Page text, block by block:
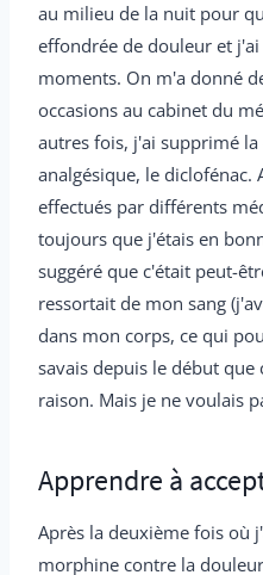
au milieu de la nuit pour
effondrée de douleur et
moments. On m'a donné
occasions au cabinet du
autres fois, j'ai supprimé
analgésique, le diclofénac.
effectués par différents
toujours que j'étais en
suggéré que c'était peut-
ressortait de mon sang
dans mon corps, ce qui
savais depuis le début
raison. Mais je ne voulais
Apprendre à
Après la deuxième fois où
morphine contre la